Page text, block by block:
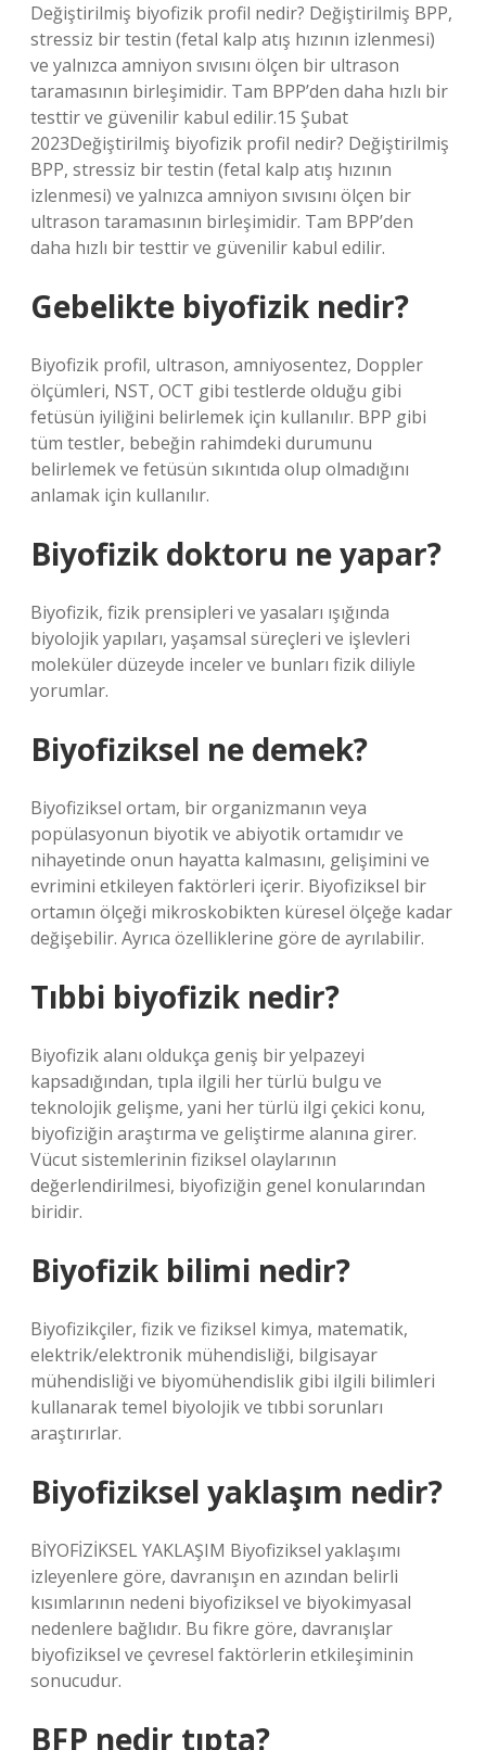
Değiştirilmiş biyofizik profil nedir? Değiştirilmiş BPP,
stressiz bir testin (fetal kalp atış hızının izlenmesi)
ve yalnızca amniyon sıvısını ölçen bir ultrason
taramasının birleşimidir. Tam BPP’den daha hızlı bir
testtir ve güvenilir kabul edilir.15 Şubat
2023Değiştirilmiş biyofizik profil nedir? Değiştirilmiş
BPP, stressiz bir testin (fetal kalp atış hızının
izlenmesi) ve yalnızca amniyon sıvısını ölçen bir
ultrason taramasının birleşimidir. Tam BPP’den
daha hızlı bir testtir ve güvenilir kabul edilir.
Gebelikte biyofizik nedir?
Biyofizik profil, ultrason, amniyosentez, Doppler
ölçümleri, NST, OCT gibi testlerde olduğu gibi
fetüsün iyiliğini belirlemek için kullanılır. BPP gibi
tüm testler, bebeğin rahimdeki durumunu
belirlemek ve fetüsün sıkıntıda olup olmadığını
anlamak için kullanılır.
Biyofizik doktoru ne yapar?
Biyofizik, fizik prensipleri ve yasaları ışığında
biyolojik yapıları, yaşamsal süreçleri ve işlevleri
moleküler düzeyde inceler ve bunları fizik diliyle
yorumlar.
Biyofiziksel ne demek?
Biyofiziksel ortam, bir organizmanın veya
popülasyonun biyotik ve abiyotik ortamıdır ve
nihayetinde onun hayatta kalmasını, gelişimini ve
evrimini etkileyen faktörleri içerir. Biyofiziksel bir
ortamın ölçeği mikroskobikten küresel ölçeğe kadar
değişebilir. Ayrıca özelliklerine göre de ayrılabilir.
Tıbbi biyofizik nedir?
Biyofizik alanı oldukça geniş bir yelpazeyi
kapsadığından, tıpla ilgili her türlü bulgu ve
teknolojik gelişme, yani her türlü ilgi çekici konu,
biyofiziğin araştırma ve geliştirme alanına girer.
Vücut sistemlerinin fiziksel olaylarının
değerlendirilmesi, biyofiziğin genel konularından
biridir.
Biyofizik bilimi nedir?
Biyofizikçiler, fizik ve fiziksel kimya, matematik,
elektrik/elektronik mühendisliği, bilgisayar
mühendisliği ve biyomühendislik gibi ilgili bilimleri
kullanarak temel biyolojik ve tıbbi sorunları
araştırırlar.
Biyofiziksel yaklaşım nedir?
BİYOFİZİKSEL YAKLAŞIM Biyofiziksel yaklaşımı
izleyenlere göre, davranışın en azından belirli
kısımlarının nedeni biyofiziksel ve biyokimyasal
nedenlere bağlıdır. Bu fikre göre, davranışlar
biyofiziksel ve çevresel faktörlerin etkileşiminin
sonucudur.
BFP nedir tıpta?